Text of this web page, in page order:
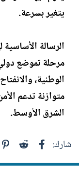
يتغير بسرعة.
الرسالة
مرحلة تموضع
الوطنية،
متوازنة تدعم
الشرق الأوسط.
شارك: فيسبوك Reddit